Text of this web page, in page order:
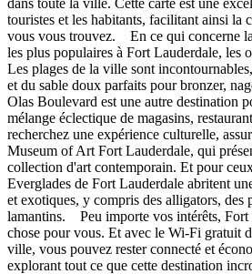
dans toute la ville. Cette carte est une
touristes et les habitants, facilitant ainsi la
vous vous trouvez. En ce qui concerne
les plus populaires à Fort Lauderdale, les
Les plages de la ville sont
et du sable doux parfaits pour bronzer,
Olas Boulevard est une autre destination
mélange éclectique de magasins,
recherchez une expérience culturelle,
Museum of Art Fort Lauderdale, qui
collection d'art contemporain. Et pour
Everglades de Fort Lauderdale abritent
et exotiques, y compris des alligators, des
lamantins. Peu importe vos intérêts, Fort
chose pour vous. Et avec le Wi-Fi gratuit
ville, vous pouvez rester connecté et
explorant tout ce que cette destination